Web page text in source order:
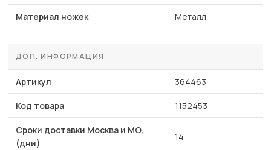
Материал ножек Металл
ДОП. ИНФОРМАЦИЯ
Артикул 364463
Код товара 1152453
Сроки доставки Москва и МО,
(дни)
14